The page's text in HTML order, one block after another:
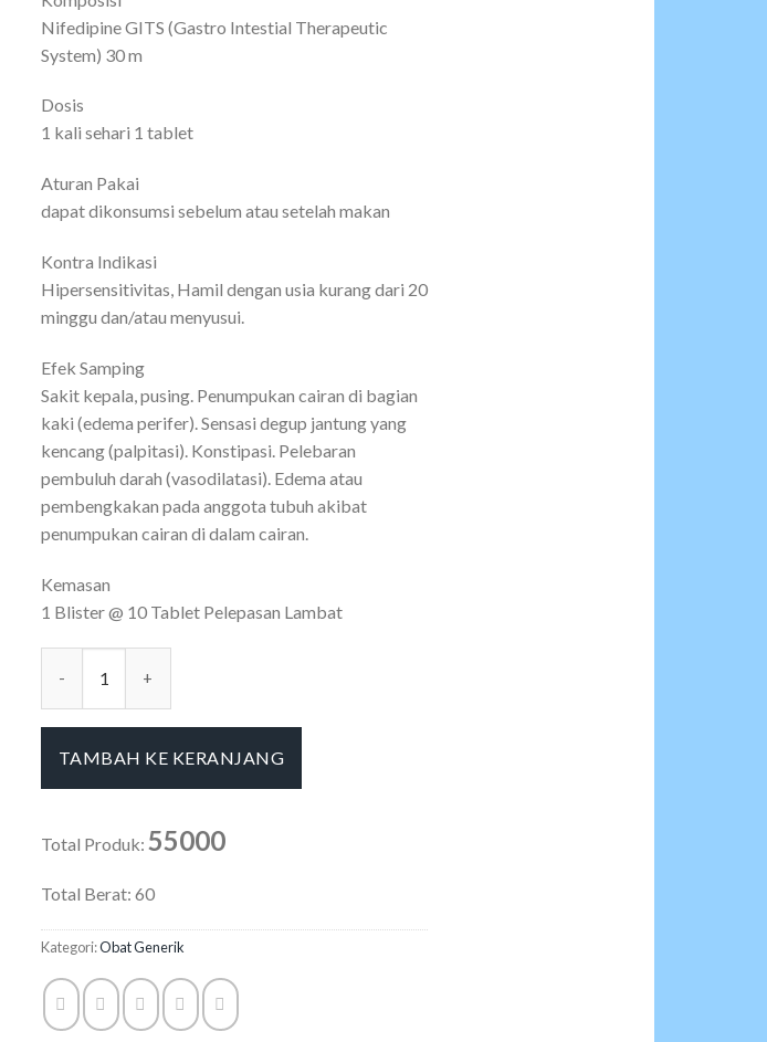
Nifedipine GITS (Gastro Intestial Therapeutic
System) 30 m
Dosis
1 kali sehari 1 tablet
Aturan Pakai
dapat dikonsumsi sebelum atau setelah makan
Kontra Indikasi
Hipersensitivitas, Hamil dengan usia kurang dari 20
minggu dan/atau menyusui.
Efek Samping
Sakit kepala, pusing. Penumpukan cairan di bagian
kaki (edema perifer). Sensasi degup jantung yang
kencang (palpitasi). Konstipasi. Pelebaran
pembuluh darah (vasodilatasi). Edema atau
pembengkakan pada anggota tubuh akibat
penumpukan cairan di dalam cairan.
Kemasan
1 Blister @ 10 Tablet Pelepasan Lambat
TAMBAH KE KERANJANG
Total Produk: 55000
Total Berat: 60
Kategori:Obat Generik